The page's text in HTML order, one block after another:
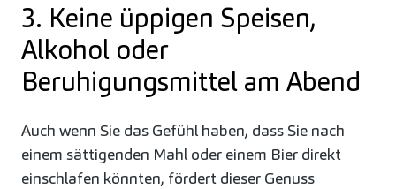
3. Keine üppigen Speisen,
Alkohol oder
Beruhigungsmittel am Abend
Auch wenn Sie das Gefühl haben, dass Sie nach
einem sättigenden Mahl oder einem Bier direkt
einschlafen könnten, fördert dieser Genuss